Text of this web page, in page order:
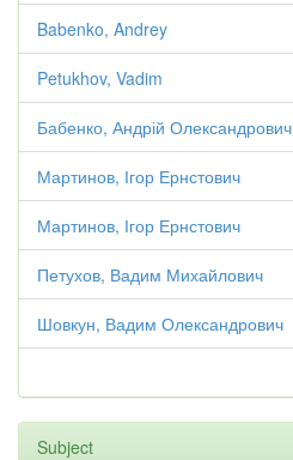
Babenko, Andrey
Petukhov, Vadim
Бабенко, Андрій Олександрович
Мартинов, Ігор Ернстович
Мартинов, Ігор Ернстович
Петухов, Вадим Михайлович
Шовкун, Вадим Олександрович
Subject